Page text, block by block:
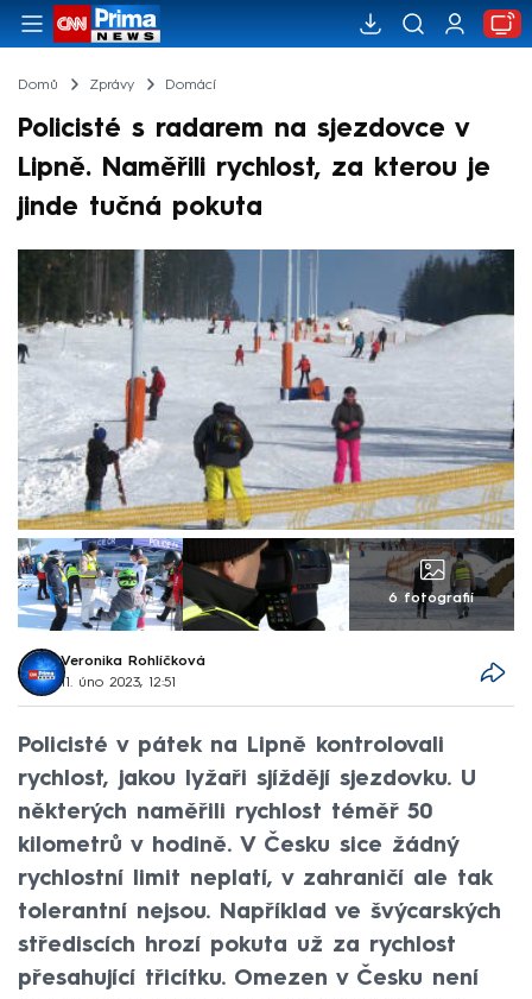
Domů Zprávy Domácí
Policisté s radarem na sjezdovce v
Lipně. Naměřili rychlost, za kterou je
jinde tučná pokuta
6 fotografií
Veronika Rohlíčková
11. úno 2023, 12:51
Policisté v pátek na Lipně kontrolovali
rychlost, jakou lyžaři sjíždějí sjezdovku. U
některých naměřili rychlost téměř 50
kilometrů v hodině. V Česku sice žádný
rychlostní limit neplatí, v zahraničí ale tak
tolerantní nejsou. Například ve švýcarských
střediscích hrozí pokuta už za rychlost
přesahující třicítku. Omezen v Česku není